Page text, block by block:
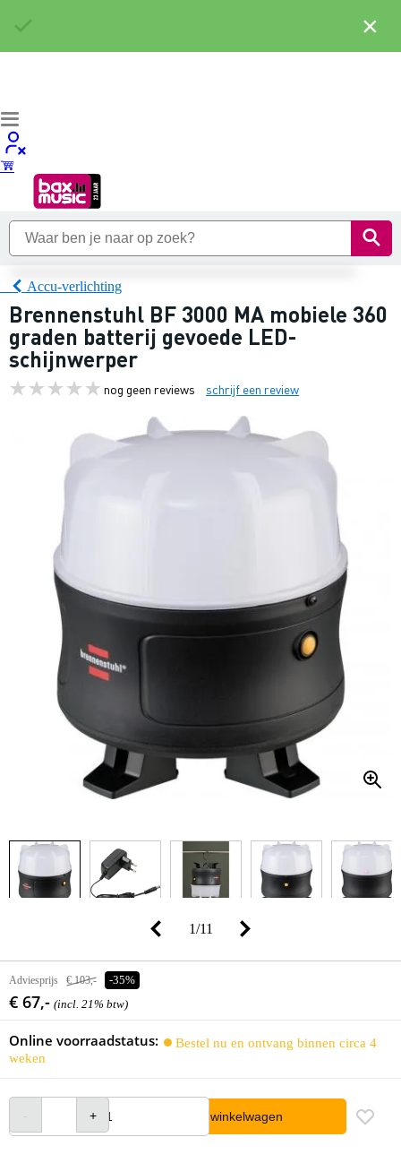
Accu-verlichting
Brennenstuhl BF 3000 MA mobiele 360
graden batterij gevoede LED-
schijnwerper
nog geen reviews schrijf een review
1/11
Adviesprijs € 103,- -35%
€ 67,- (incl. 21% btw)
Online voorraadstatus:
Bestel nu en ontvang binnen circa 4
weken
In winkelwagen
×